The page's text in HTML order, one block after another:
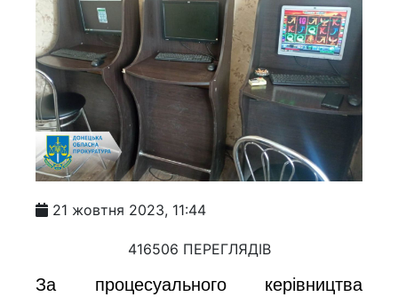
21 жовтня 2023, 11:44
416506 ПЕРЕГЛЯДІВ
За процесуального керівництва